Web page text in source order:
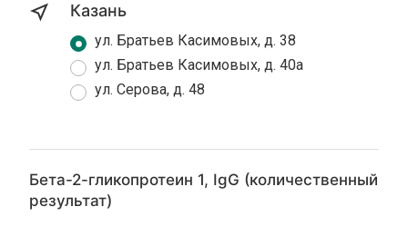
Казань
ул. Братьев Касимовых, д. 38
ул. Братьев Касимовых, д. 40а
ул. Серова, д. 48
Бета-2-гликопротеин 1, IgG (количественный
результат)